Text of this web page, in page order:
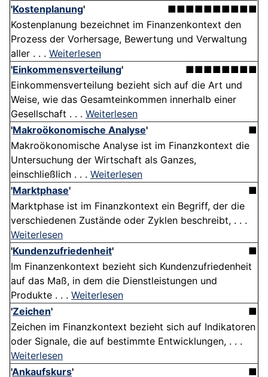
'Kostenplanung'
■■■■■■■■■■
Kostenplanung bezeichnet im Finanzenkontext den
Prozess der Vorhersage, Bewertung und Verwaltung
aller . . . Weiterlesen
'Einkommensverteilung'
■■■■■■■■
Einkommensverteilung bezieht sich auf die Art und
Weise, wie das Gesamteinkommen innerhalb einer
Gesellschaft . . . Weiterlesen
'Makroökonomische Analyse'
■
Makroökonomische Analyse ist im Finanzkontext die
Untersuchung der Wirtschaft als Ganzes,
einschließlich . . . Weiterlesen
'Marktphase'
■
Marktphase ist im Finanzkontext ein Begriff, der die
verschiedenen Zustände oder Zyklen beschreibt, . . .
Weiterlesen
'Kundenzufriedenheit'
■
Im Finanzenkontext bezieht sich Kundenzufriedenheit
auf das Maß, in dem die Dienstleistungen und
Produkte . . . Weiterlesen
'Zeichen'
■
Zeichen im Finanzkontext bezieht sich auf Indikatoren
oder Signale, die auf bestimmte Entwicklungen, . . .
Weiterlesen
'Ankaufskurs' ■